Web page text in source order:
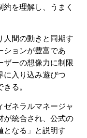
を理解し、うまく
間の動きと同期す
ションが豊富であ
ザーの想像力に制限
に入り込み遊びつ
る。
ネラルマネージャ
が統合され、公式の
となる」と説明す